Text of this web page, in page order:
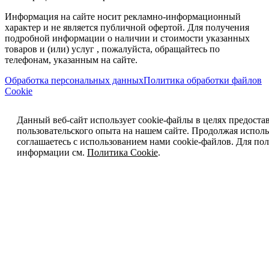
Информация на сайте носит рекламно-информационный
характер и не является публичной офертой. Для получения
подробной информации о наличии и стоимости указанных
товаров и (или) услуг , пожалуйста, обращайтесь по
телефонам, указанным на сайте.
Обработка персональных данныхПолитика обработки файлов
Cookie
Данный веб-сайт использует cookie-файлы в целях
пользовательского опыта на нашем сайте. Продолжая
соглашаетесь с использованием нами cookie-файлов. Для
информации см. Политика Cookie.